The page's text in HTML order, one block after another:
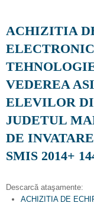
ACHIZITIA
VEDEREA
ELEVILOR
JUDETUL
DE
SMIS 2014+
Descarcă ataşamente:
ACHIZITIA DE